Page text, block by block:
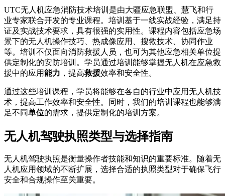
UTC无人机应急消防技术培训是由大疆应急联盟、慧飞和行
业专家联合开发的专业课程。培训基于一线实战经验，满足持
证及实战技术要求，具有很强的实用性。课程内容包括应急场
景下的无人机操作技巧、热成像应用、搜救技术、协同作业
等。培训不仅面向消防救援人员，也可为其他应急相关单位提
供定制化的安防培训。学员通过培训能够掌握无人机在应急救
援中的应用能力 ，提高救援效率和安全性。
通过这些培训课程，学员将能够在各自的行业中应用无人机技
术，提高工作效率和安全性。同时，我们的培训课程也能够满
足不同单位的需求，提供定制化的培训方案。
无人机驾驶执照类型与选择指南
无人机驾驶执照是衡量操作者技能和知识的重要标准。随着无
人机应用领域的不断扩展，选择合适的执照类型对于确保飞行
安全和合规操作至关重要。